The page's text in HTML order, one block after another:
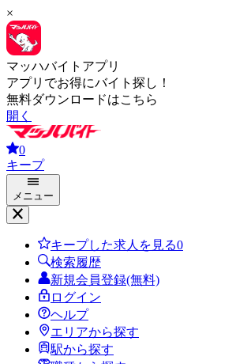
×
マッハバイトアプリ
アプリでお得にバイト探し！
無料ダウンロードはこちら
開く
0
キープ
メニュー
キープした求人を見る0
検索履歴
新規会員登録(無料)
ログイン
ヘルプ
エリアから探す
駅から探す